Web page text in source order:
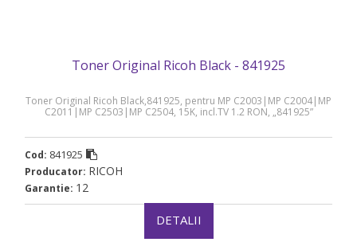
Toner Original Ricoh Black - 841925
Toner Original Ricoh Black,841925, pentru MP C2003|MP C2004|MP
C2011|MP C2503|MP C2504, 15K, incl.TV 1.2 RON, „841925”
Cod: 841925
Producator: RICOH
Garantie: 12
DETALII